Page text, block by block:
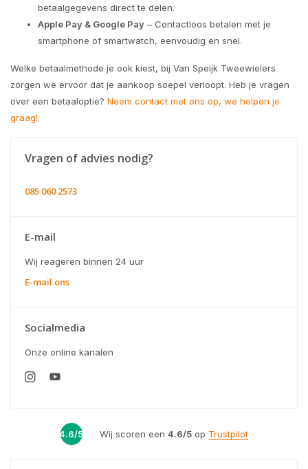
betaalgegevens direct te delen.
Apple Pay & Google Pay – Contactloos betalen met je
smartphone of smartwatch, eenvoudig en snel.
Welke betaalmethode je ook kiest, bij Van Speijk Tweewielers
zorgen we ervoor dat je aankoop soepel verloopt. Heb je vragen
over een betaaloptie? Neem contact met ons op, we helpen je
graag!
Vragen of advies nodig?
085 060 2573
E-mail
Wij reageren binnen 24 uur
E-mail ons
Socialmedia
Onze online kanalen
4.6/5 Wij scoren een 4.6/5op Trustpilot